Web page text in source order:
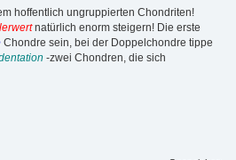
hoffentlich ungruppierten Chondriten!
natürlich enorm steigern! Die erste
Chondre sein, bei der Doppelchondre tippe
-zwei Chondren, die sich